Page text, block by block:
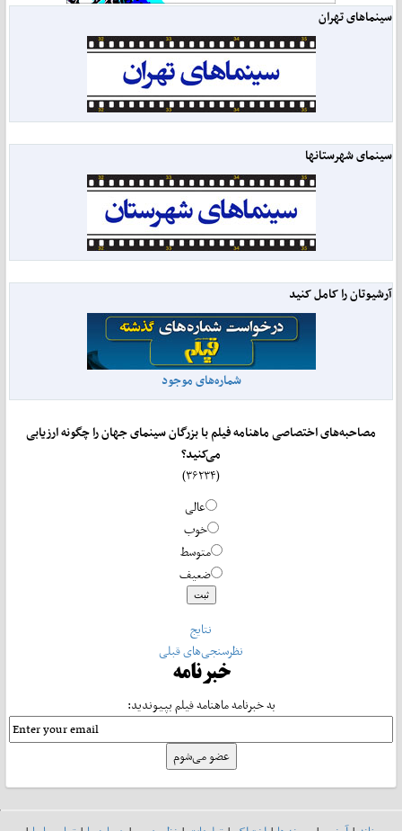
سینماهای تهران
سینمای شهرستانها
آرشیوتان را کامل کنید
شماره‌های موجود
مصاحبه‌های اختصاصی ماهنامه فیلم با بزرگان سینمای جهان را چگونه ارزیابی
می‌کنید؟
عالی
خوب
متوسط
ضعیف
نتایج
نظرسنجی‌های قبلی
خبرنامه
به خبرنامه ماهنامه فیلم بپیوندید: